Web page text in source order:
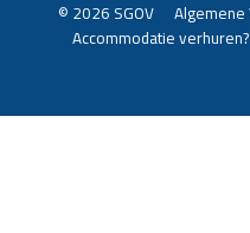
© 2026 SGOV
Accommodatie verhuren?